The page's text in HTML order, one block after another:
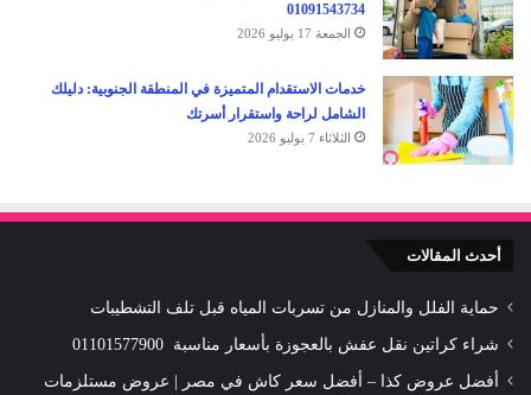
01091543734
الجمعة 17 يوليو 2026
خدمات الاستقدام المتميزة في المنطقة الجنوبية: دليلك
الشامل لراحة واستقرار أسرتك
الثلاثاء 7 يوليو 2026
أحدث المقالات
حماية الفلل والمنازل من تسربات المياه قبل تلف التشطيبات
شراء كراتين نقل عفش بالعجوزة بأسعار مناسبة 01101577900
أفضل عروض كذا – أفضل سعر كاش في مصر | عروض مستلزمات